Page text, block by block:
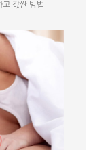
고 값싼 방법